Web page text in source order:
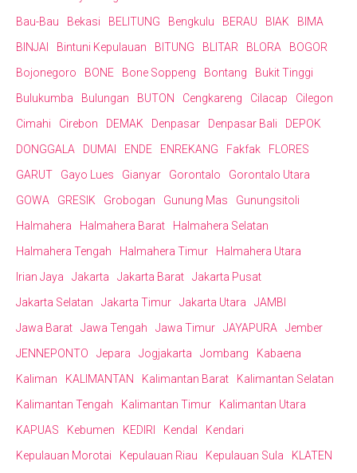
Bau-Bau
Bekasi BELITUNG Bengkulu BERAU BIAK
BIMA
BINJAI
Bintuni Kepulauan BITUNG BLITAR BLORA
BOGOR
Bojonegoro
BONE Bone Soppeng Bontang
Bukit Tinggi
Bulukumba
Bulungan BUTON Cengkareng Cilacap
Cilegon
Cimahi
Cirebon DEMAK Denpasar Denpasar Bali
DEPOK
DONGGALA
DUMAI ENDE ENREKANG Fakfak
FLORES
GARUT
Gayo Lues Gianyar Gorontalo
Gorontalo Utara
GOWA
GRESIK Grobogan Gunung Mas
Gunungsitoli
Halmahera
Halmahera Barat
Halmahera Selatan
Halmahera Tengah
Halmahera Timur
Halmahera Utara
Irian Jaya
Jakarta Jakarta Barat
Jakarta Pusat
Jakarta Selatan
Jakarta Timur Jakarta Utara
JAMBI
Jawa Barat
Jawa Tengah Jawa Timur JAYAPURA
Jember
JENNEPONTO
Jepara Jogjakarta Jombang
Kabaena
Kaliman
KALIMANTAN Kalimantan Barat
Kalimantan Selatan
Kalimantan Tengah
Kalimantan Timur
Kalimantan Utara
KAPUAS
Kebumen KEDIRI Kendal
Kendari
Kepulauan Morotai
Kepulauan Riau Kepulauan Sula
KLATEN